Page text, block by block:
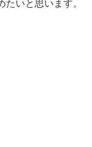
いと思います。